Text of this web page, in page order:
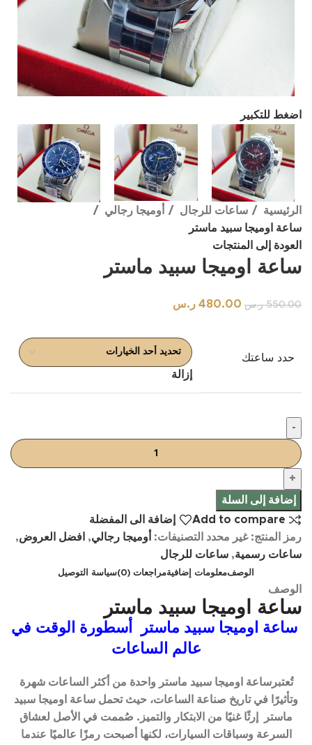
اضغط للتكبير
الرئيسية ساعات للرجال
أوميجا رجالي
ساعة اوميجا سبيد ماستر
العودة إلى المنتجات
ساعة اوميجا سبيد ماستر
550.00 ر.س 480.00 ر.س
حدد ساعتك
إزالة
إضافة إلى السلة
Add to compare
إضافة الى المفضلة
رمز المنتج:غير محدد التصنيفات: أوميجا رجالي, افضل العروض,
ساعات رسمية, ساعات للرجال
الوصفمعلومات إضافيةمراجعات (0) سياسة التوصيل
الوصف
ساعة اوميجا سبيد ماستر
ساعة اوميجا سبيد ماستر أسطورة الوقت في
عالم الساعات
تُعتبرساعة اوميجا سبيد ماستر واحدة من أكثر الساعات شهرة
وتأثيرًا في تاريخ صناعة الساعات، حيث تحمل ساعة اوميجا سبيد
ماستر إرثًا غنيًا من الابتكار والتميز. صُممت في الأصل لعشاق
السرعة وسباقات السيارات، لكنها أصبحت رمزًا عالميًا عندما